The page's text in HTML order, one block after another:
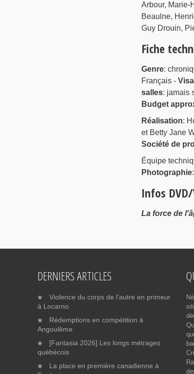
Arbour, Marie-
Beaulne,
Guy Drouin,
Fiche
Genre:
Français - Visa
salles: jamais
Budget
Réalisation:
et Betty Jane
Société de
Équipe
Photographie
Infos DVD/
La force de
DERNIERS ARTICLES
Violence du corps de l’autre en primeur
à Locarno
Rédemptions en compétition à
Angoulême
[Fantasia 2026] Les longs métrages
québécois
La place en première canadienne à